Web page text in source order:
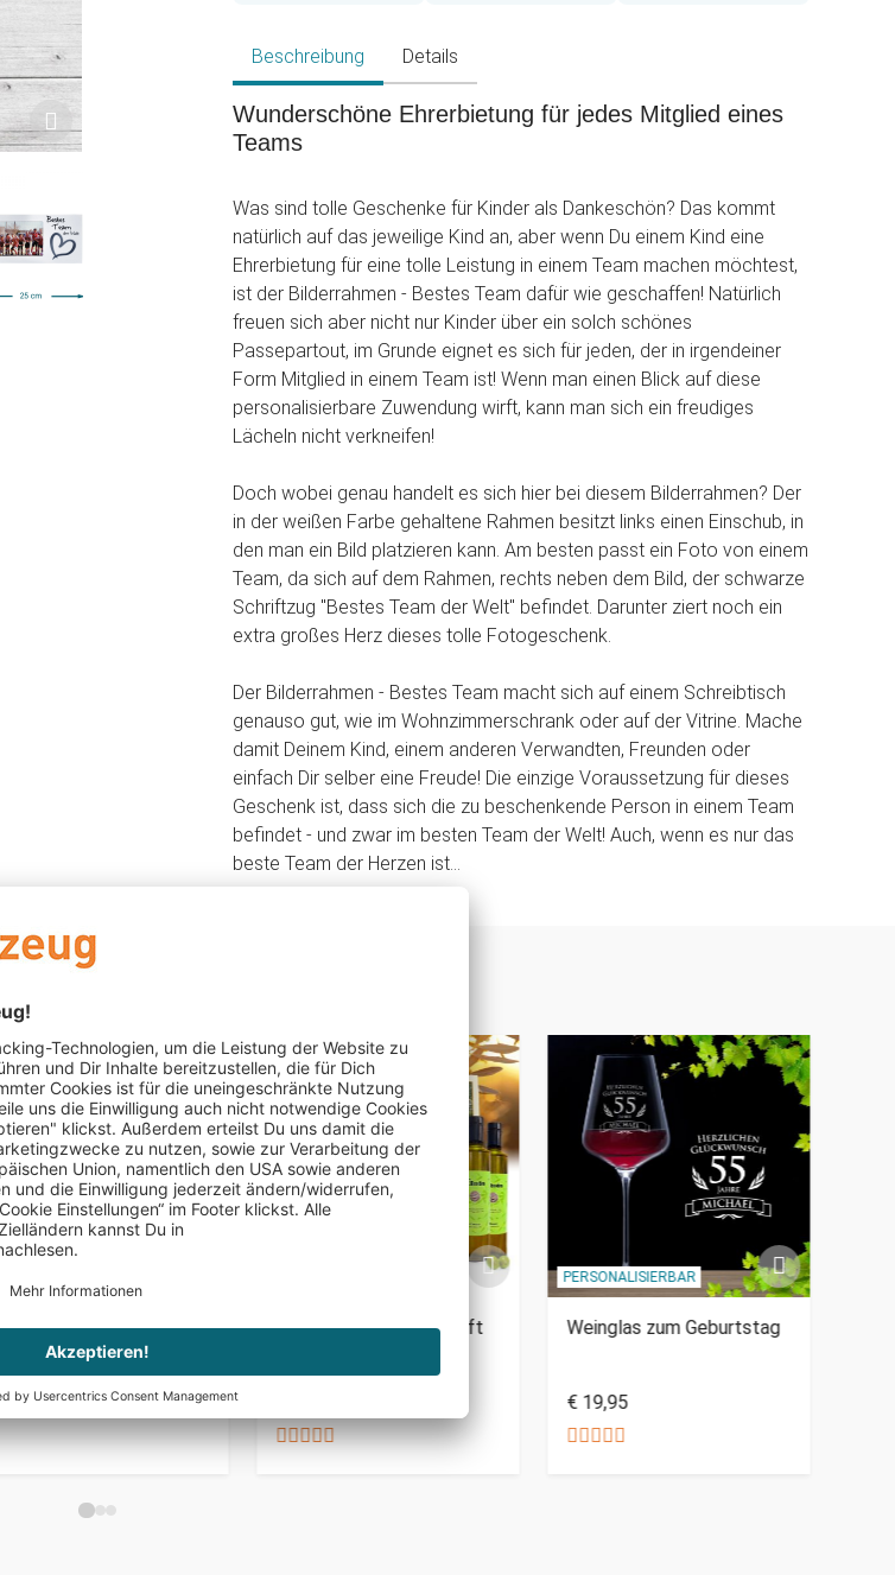
Beschreibung Details
Wunderschöne Ehrerbietung für jedes Mitglied eines
Teams
Was sind tolle Geschenke für Kinder als Dankeschön? Das kommt
natürlich auf das jeweilige Kind an, aber wenn Du einem Kind eine
Ehrerbietung für eine tolle Leistung in einem Team machen möchtest,
ist der Bilderrahmen - Bestes Team dafür wie geschaffen! Natürlich
freuen sich aber nicht nur Kinder über ein solch schönes
Passepartout, im Grunde eignet es sich für jeden, der in irgendeiner
Form Mitglied in einem Team ist! Wenn man einen Blick auf diese
personalisierbare Zuwendung wirft, kann man sich ein freudiges
Lächeln nicht verkneifen!
Doch wobei genau handelt es sich hier bei diesem Bilderrahmen? Der
in der weißen Farbe gehaltene Rahmen besitzt links einen Einschub, in
den man ein Bild platzieren kann. Am besten passt ein Foto von einem
Team, da sich auf dem Rahmen, rechts neben dem Bild, der schwarze
Schriftzug "Bestes Team der Welt" befindet. Darunter ziert noch ein
extra großes Herz dieses tolle Fotogeschenk.
Der Bilderrahmen - Bestes Team macht sich auf einem Schreibtisch
genauso gut, wie im Wohnzimmerschrank oder auf der Vitrine. Mache
damit Deinem Kind, einem anderen Verwandten, Freunden oder
einfach Dir selber eine Freude! Die einzige Voraussetzung für dieses
Geschenk ist, dass sich die zu beschenkende Person in einem Team
befindet - und zwar im besten Team der Welt! Auch, wenn es nur das
beste Team der Herzen ist...
Dir auch gefallen
mit Gravur - Work
Balance
Olivenbaum Patenschaft
PERSONALISIERBAR
Weinglas zum Geburtstag
€ 19,95